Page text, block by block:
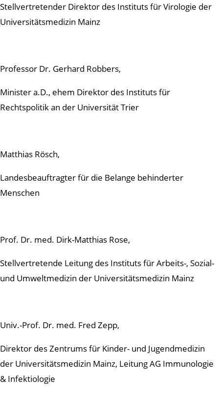
Stellvertretender Direktor des Instituts für Virologie der
Universitätsmedizin Mainz
Professor Dr. Gerhard Robbers,
Minister a.D., ehem Direktor des Instituts für
Rechtspolitik an der Universität Trier
Matthias Rösch,
Landesbeauftragter für die Belange behinderter
Menschen
Prof. Dr. med. Dirk-Matthias Rose,
Stellvertretende Leitung des Instituts für Arbeits-, Sozial-
und Umweltmedizin der Universitätsmedizin Mainz
Univ.-Prof. Dr. med. Fred Zepp,
Direktor des Zentrums für Kinder- und Jugendmedizin
der Universitätsmedizin Mainz, Leitung AG Immunologie
& Infektiologie